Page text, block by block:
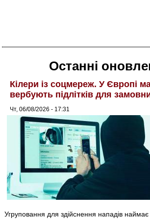
Останні
Кілери із соцмереж. У Європі
вербують підлітків для
Чт, 06/08/2026 - 17:31
Угруповання для здійснення нападів наймає